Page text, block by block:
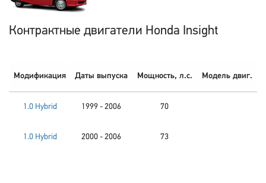
Контрактные двигатели Honda Insight
Модификация Даты выпуска Мощность, л.с. Модель двиг.
1.0 Hybrid 1999 - 2006 70
1.0 Hybrid 2000 - 2006 73